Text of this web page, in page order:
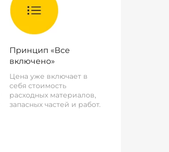
Принцип «Все
включено»
Цена уже включает в
себя стоимость
расходных материалов,
запасных частей и работ.